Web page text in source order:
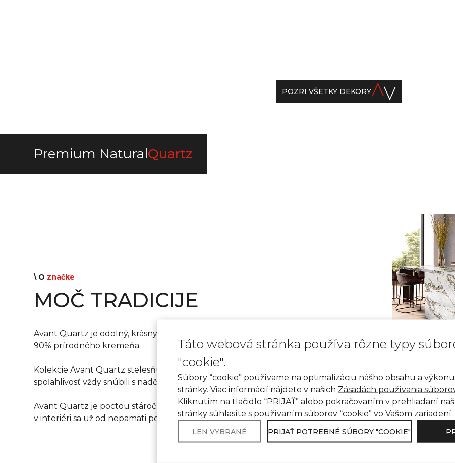
POZRI VŠETKY DEKORY
Premium NaturalQuartz
\ O značke
MOČ TRADICIJE
Avant Quartz je odolný, krásny a ekologický kameň, ktorý obsahuje viac ako
90% prírodného kremeňa.
Kolekcie Avant Quartz stelesňujú staré francúzske tradície, kde sa kvalita a
spoľahlivosť vždy snúbili s nadčasovou francúzskou eleganciou.
Avant Quartz je poctou stáročným tradíciám. Použitie prírodného kameňa
v interiéri sa už od nepamäti považuje za znak dôstojnosti a dobrého vkusu.
Táto webová stránka používa rôzne typy
"cookie".
Súbory “cookie” používame na optimalizáciu nášho obsahu a
stránky. Viac informácií nájdete v našich Zásadách používania
Kliknutím na tlačidlo “PRIJAŤ” alebo pokračovaním v prehliadaní
stránky súhlasíte s používaním súborov “cookie” vo Vašom zariadení.
LEN VYBRANÉ PRIJAŤ POTREBNÉ SÚBORY "COOKIE"